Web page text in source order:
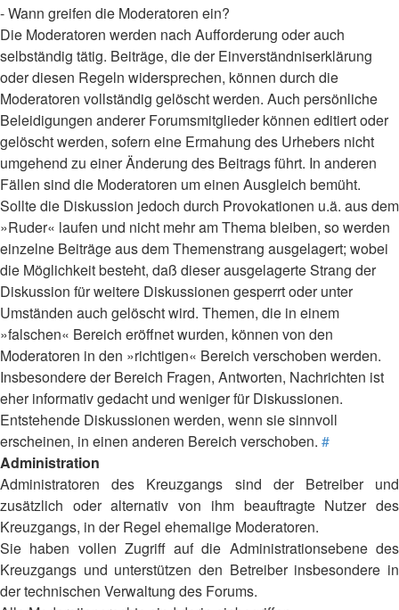
- Wann greifen die Moderatoren ein?
Die Moderatoren werden nach Aufforderung oder auch
selbständig tätig. Beiträge, die der Einverständniserklärung
oder diesen Regeln widersprechen, können durch die
Moderatoren vollständig gelöscht werden. Auch persönliche
Beleidigungen anderer Forumsmitglieder können editiert oder
gelöscht werden, sofern eine Ermahung des Urhebers nicht
umgehend zu einer Änderung des Beitrags führt. In anderen
Fällen sind die Moderatoren um einen Ausgleich bemüht.
Sollte die Diskussion jedoch durch Provokationen u.ä. aus dem
»Ruder« laufen und nicht mehr am Thema bleiben, so werden
einzelne Beiträge aus dem Themenstrang ausgelagert; wobei
die Möglichkeit besteht, daß dieser ausgelagerte Strang der
Diskussion für weitere Diskussionen gesperrt oder unter
Umständen auch gelöscht wird. Themen, die in einem
»falschen« Bereich eröffnet wurden, können von den
Moderatoren in den »richtigen« Bereich verschoben werden.
Insbesondere der Bereich Fragen, Antworten, Nachrichten ist
eher informativ gedacht und weniger für Diskussionen.
Entstehende Diskussionen werden, wenn sie sinnvoll
erscheinen, in einen anderen Bereich verschoben. #
Administration
Administratoren des Kreuzgangs sind der Betreiber und
zusätzlich oder alternativ von ihm beauftragte Nutzer des
Kreuzgangs, in der Regel ehemalige Moderatoren.
Sie haben vollen Zugriff auf die Administrationsebene des
Kreuzgangs und unterstützen den Betreiber insbesondere in
der technischen Verwaltung des Forums.